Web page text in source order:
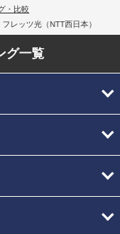
・比較
フレッツ光（NTT西日本）
グ一覧